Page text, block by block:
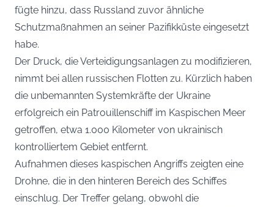
fügte hinzu, dass Russland zuvor ähnliche
Schutzmaßnahmen an seiner Pazifikküste eingesetzt
habe.
Der Druck, die Verteidigungsanlagen zu modifizieren,
nimmt bei allen russischen Flotten zu. Kürzlich haben
die unbemannten Systemkräfte der Ukraine
erfolgreich ein Patrouillenschiff im Kaspischen Meer
getroffen, etwa 1.000 Kilometer von ukrainisch
kontrolliertem Gebiet entfernt.
Aufnahmen dieses kaspischen Angriffs zeigten eine
Drohne, die in den hinteren Bereich des Schiffes
einschlug. Der Treffer gelang, obwohl die